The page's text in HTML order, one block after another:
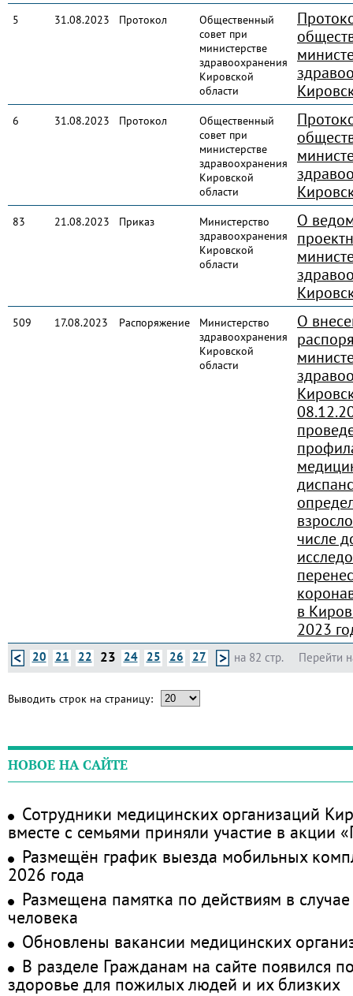
5 31.08.2023 Протокол
Общественный
совет при
министерстве
здравоохранения
Кировской
области
6 31.08.2023 Протокол
Общественный
совет при
министерстве
здравоохранения
Кировской
области
83 21.08.2023 Приказ
Министерство
здравоохранения
Кировской
области
О
509 17.08.2023 Распоряжение
Министерство
здравоохранения
Кировской
области
О
числе
в
2023
Перейти
20 21 22 23 24 25 26 27 на 82 стр.
Выводить строк на страницу:
НОВОЕ НА САЙТЕ
Сотрудники медицинских организаций
вместе с семьями приняли участие в акции
Размещён график выезда мобильных
2026 года
Размещена памятка по действиям в
человека
Обновлены вакансии медицинских
В разделе Гражданам на сайте появился
здоровье для пожилых людей и их близких